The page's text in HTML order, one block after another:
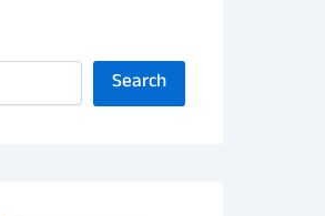
Search